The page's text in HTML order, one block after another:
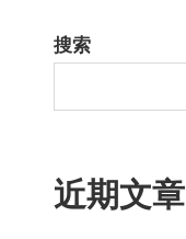
航
搜索
近期文章